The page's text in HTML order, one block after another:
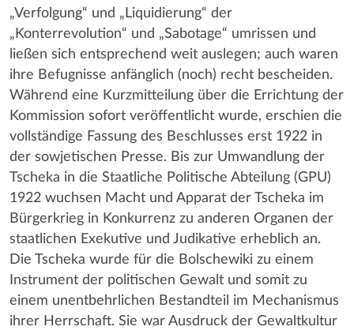
„Verfolgung“ und „Liquidierung“ der
„Konterrevolution“ und „Sabotage“ umrissen und
ließen sich entsprechend weit auslegen; auch waren
ihre Befugnisse anfänglich (noch) recht bescheiden.
Während eine Kurzmitteilung über die Errichtung der
Kommission sofort veröffentlicht wurde, erschien die
vollständige Fassung des Beschlusses erst 1922 in
der sowjetischen Presse. Bis zur Umwandlung der
Tscheka in die Staatliche Politische Abteilung (GPU)
1922 wuchsen Macht und Apparat der Tscheka im
Bürgerkrieg in Konkurrenz zu anderen Organen der
staatlichen Exekutive und Judikative erheblich an.
Die Tscheka wurde für die Bolschewiki zu einem
Instrument der politischen Gewalt und somit zu
einem unentbehrlichen Bestandteil im Mechanismus
ihrer Herrschaft. Sie war Ausdruck der Gewaltkultur